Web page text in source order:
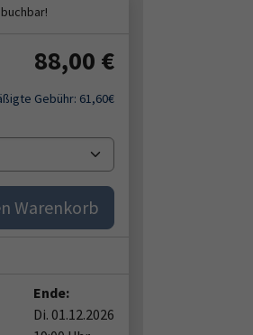
88,00 €
Gebühr: 61,60€
Warenkorb
Ende:
Di. 01.12.2026